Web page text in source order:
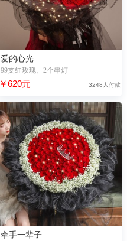
爱的心光
99支红玫瑰、2个串灯
￥620元 3248人付款
牵手一辈子